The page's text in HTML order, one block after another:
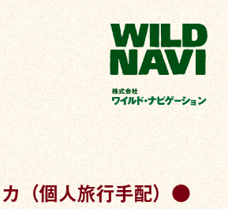
（個人旅行手配）●